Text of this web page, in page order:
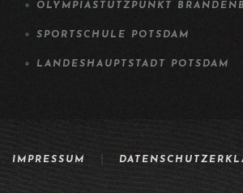
OLYMPIASTÜTZPUNKT
SPORTSCHULE POTSDAM
LANDESHAUPTSTADT POTSDAM
IMPRESSUM